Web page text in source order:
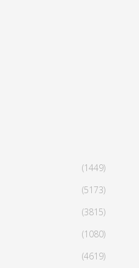
(1449)
(5173)
(3815)
(1080)
(4619)